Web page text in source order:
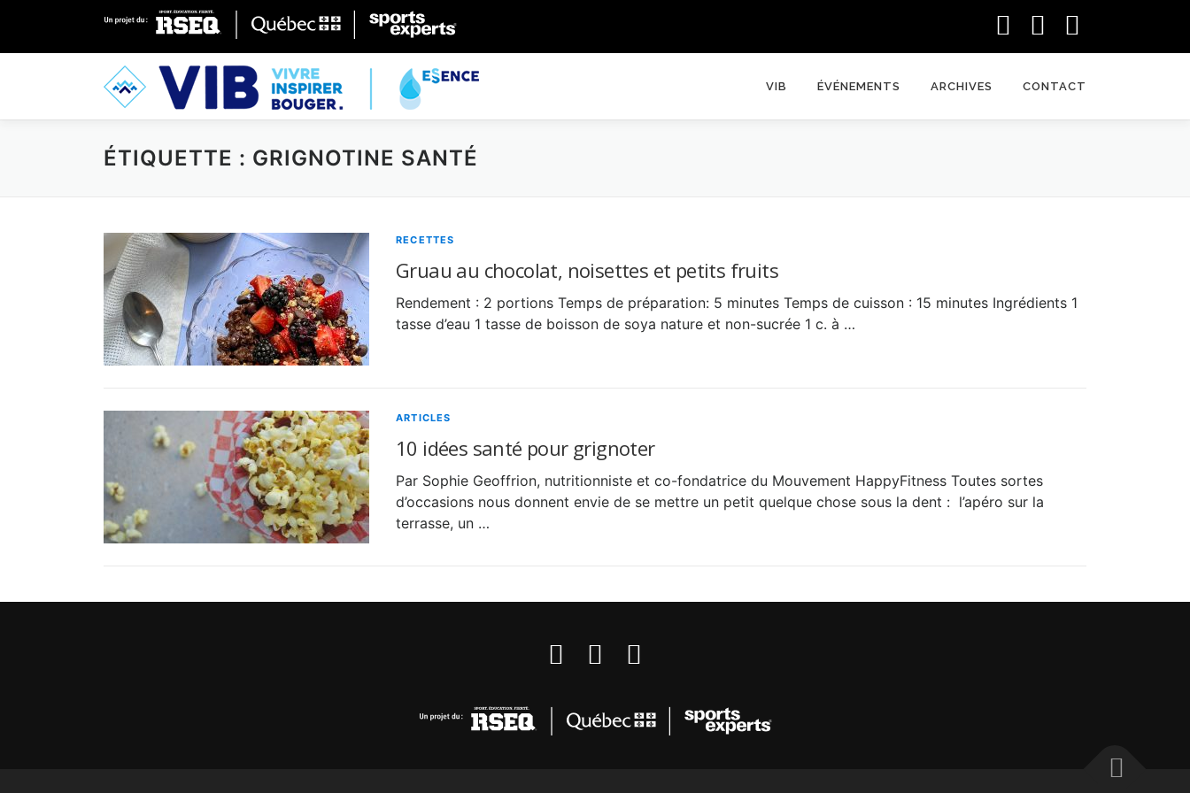
VIB ÉVÉNEMENTS ARCHIVES CONTACT
ÉTIQUETTE : GRIGNOTINE SANTÉ
RECETTES
Gruau au chocolat, noisettes et petits fruits
Rendement : 2 portions Temps de préparation: 5 minutes Temps de cuisson : 15 minutes Ingrédients 1
tasse d’eau 1 tasse de boisson de soya nature et non-sucrée 1 c. à …
ARTICLES
10 idées santé pour grignoter
Par Sophie Geoffrion, nutritionniste et co-fondatrice du Mouvement HappyFitness Toutes sortes
d’occasions nous donnent envie de se mettre un petit quelque chose sous la dent : l’apéro sur la
terrasse, un …